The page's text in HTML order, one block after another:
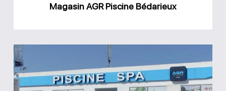
Magasin AGR Piscine Bédarieux
AGR
Piscine